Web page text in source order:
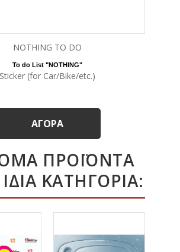
NOTHING TO DO
To do List "NOTHING"
Sticker (for Car/Bike/etc.)
ΑΓΟΡΆ
ΠΡΟΪΌΝΤΑ
ΚΑΤΗΓΟΡΊΑ: